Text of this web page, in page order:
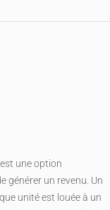
une option
générer un revenu. Un
unité est louée à un